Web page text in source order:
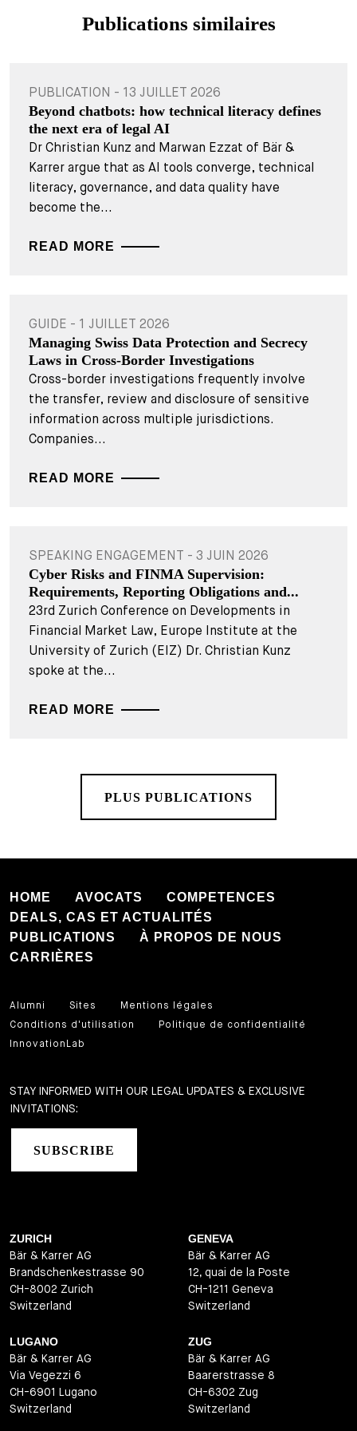
Publications similaires
PUBLICATION - 13 JUILLET 2026
Beyond chatbots: how technical literacy defines
the next era of legal AI
Dr Christian Kunz and Marwan Ezzat of Bär &
Karrer argue that as AI tools converge, technical
literacy, governance, and data quality have
become the...
READ MORE
GUIDE - 1 JUILLET 2026
Managing Swiss Data Protection and Secrecy
Laws in Cross-Border Investigations
Cross-border investigations frequently involve
the transfer, review and disclosure of sensitive
information across multiple jurisdictions.
Companies...
READ MORE
SPEAKING ENGAGEMENT - 3 JUIN 2026
Cyber Risks and FINMA Supervision:
Requirements, Reporting Obligations and...
23rd Zurich Conference on Developments in
Financial Market Law, Europe Institute at the
University of Zurich (EIZ) Dr. Christian Kunz
spoke at the...
READ MORE
PLUS PUBLICATIONS
HOME AVOCATS
COMPETENCES
DEALS, CAS ET ACTUALITÉS
PUBLICATIONS
À PROPOS DE NOUS
CARRIÈRES
Alumni Sites
Mentions légales
Conditions d'utilisation
Politique de confidentialité
InnovationLab
STAY INFORMED WITH OUR LEGAL UPDATES & EXCLUSIVE
INVITATIONS:
SUBSCRIBE
ZURICH
Bär & Karrer AG
Brandschenkestrasse 90
CH-8002 Zurich
Switzerland
GENEVA
Bär & Karrer AG
12, quai de la Poste
CH-1211 Geneva
Switzerland
LUGANO
Bär & Karrer AG
Via Vegezzi 6
CH-6901 Lugano
Switzerland
ZUG
Bär & Karrer AG
Baarerstrasse 8
CH-6302 Zug
Switzerland